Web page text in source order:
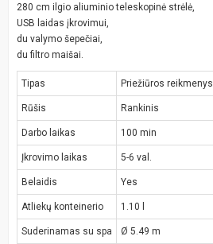
280 cm ilgio aliuminio teleskopinė strėlė,
USB laidas įkrovimui,
du valymo šepečiai,
du filtro maišai.
Tipas Priežiūros reikmenys
Rūšis Rankinis
Darbo laikas 100 min
Įkrovimo laikas 5-6 val.
Belaidis Yes
Atliekų konteinerio 1.10 l
Suderinamas su spa Ø 5.49 m